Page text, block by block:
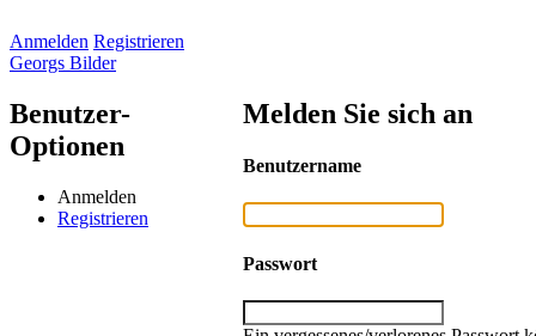
Anmelden Registrieren
Georgs Bilder
Benutzer-
Optionen
Anmelden
Registrieren
Melden Sie sich an
Benutzername
Passwort